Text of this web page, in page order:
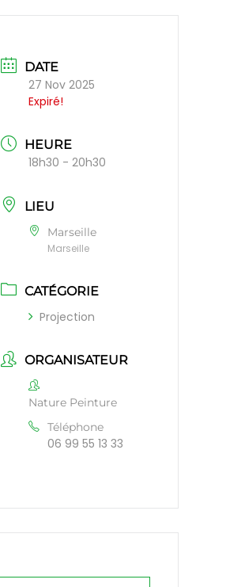
DATE
27 Nov 2025
Expiré!
HEURE
18h30 - 20h30
LIEU
Marseille
Marseille
CATÉGORIE
Projection
ORGANISATEUR
Nature Peinture
Téléphone
06 99 55 13 33